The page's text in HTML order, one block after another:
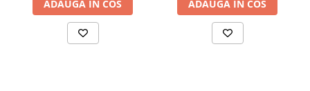
ADAUGA IN COS ADAUGA IN COS